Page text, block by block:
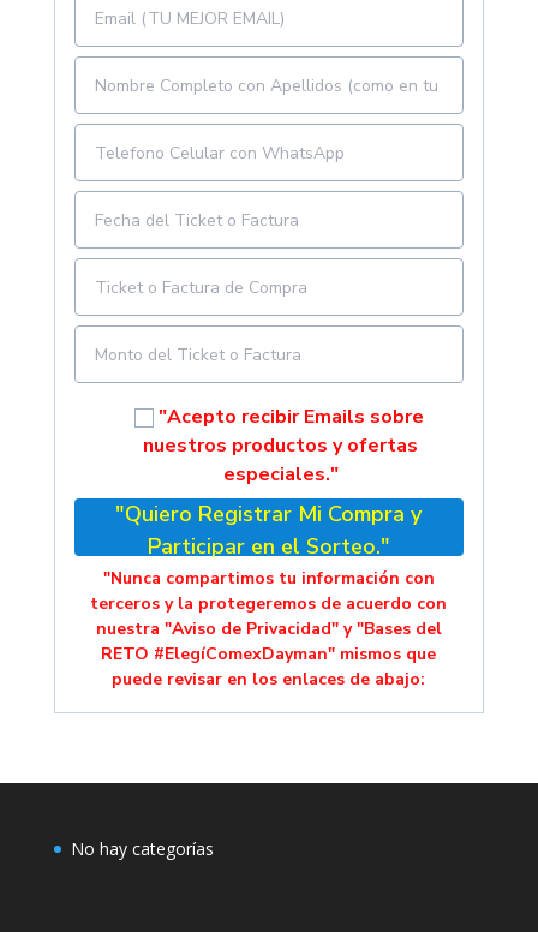
"Acepto recibir Emails sobre
nuestros productos y ofertas
especiales."
"Quiero Registrar Mi Compra y
Participar en el Sorteo."
"Nunca compartimos tu información con
terceros y la protegeremos de acuerdo con
nuestra "Aviso de Privacidad" y "Bases del
RETO #ElegíComexDayman" mismos que
puede revisar en los enlaces de abajo:
No hay categorías